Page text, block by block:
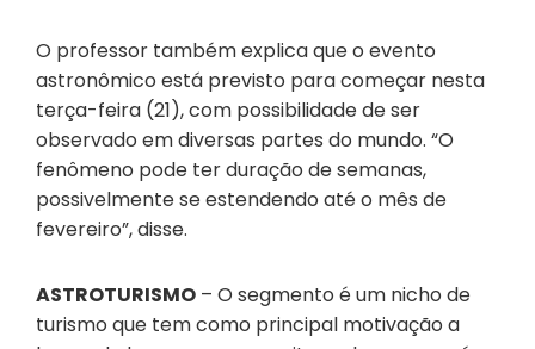
O professor também explica que o evento
astronômico está previsto para começar nesta
terça-feira (21), com possibilidade de ser
observado em diversas partes do mundo. “O
fenômeno pode ter duração de semanas,
possivelmente se estendendo até o mês de
fevereiro”, disse.
ASTROTURISMO – O segmento é um nicho de
turismo que tem como principal motivação a